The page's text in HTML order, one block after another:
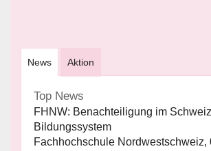
News Aktion
Top News
FHNW: Benachteiligung im
Bildungssystem
Fachhochschule Nordwestschweiz,